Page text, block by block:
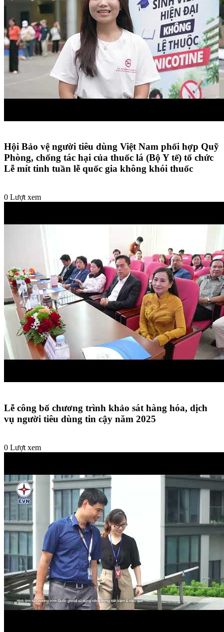
Hội Bảo vệ người tiêu dùng Việt Nam phối hợp Quỹ
Phòng, chống tác hại của thuốc lá (Bộ Y tế) tổ chức
Lễ mít tinh tuần lễ quốc gia không khói thuốc
0 Lượt xem
Lễ công bố chương trình khảo sát hàng hóa, dịch
vụ người tiêu dùng tin cậy năm 2025
0 Lượt xem